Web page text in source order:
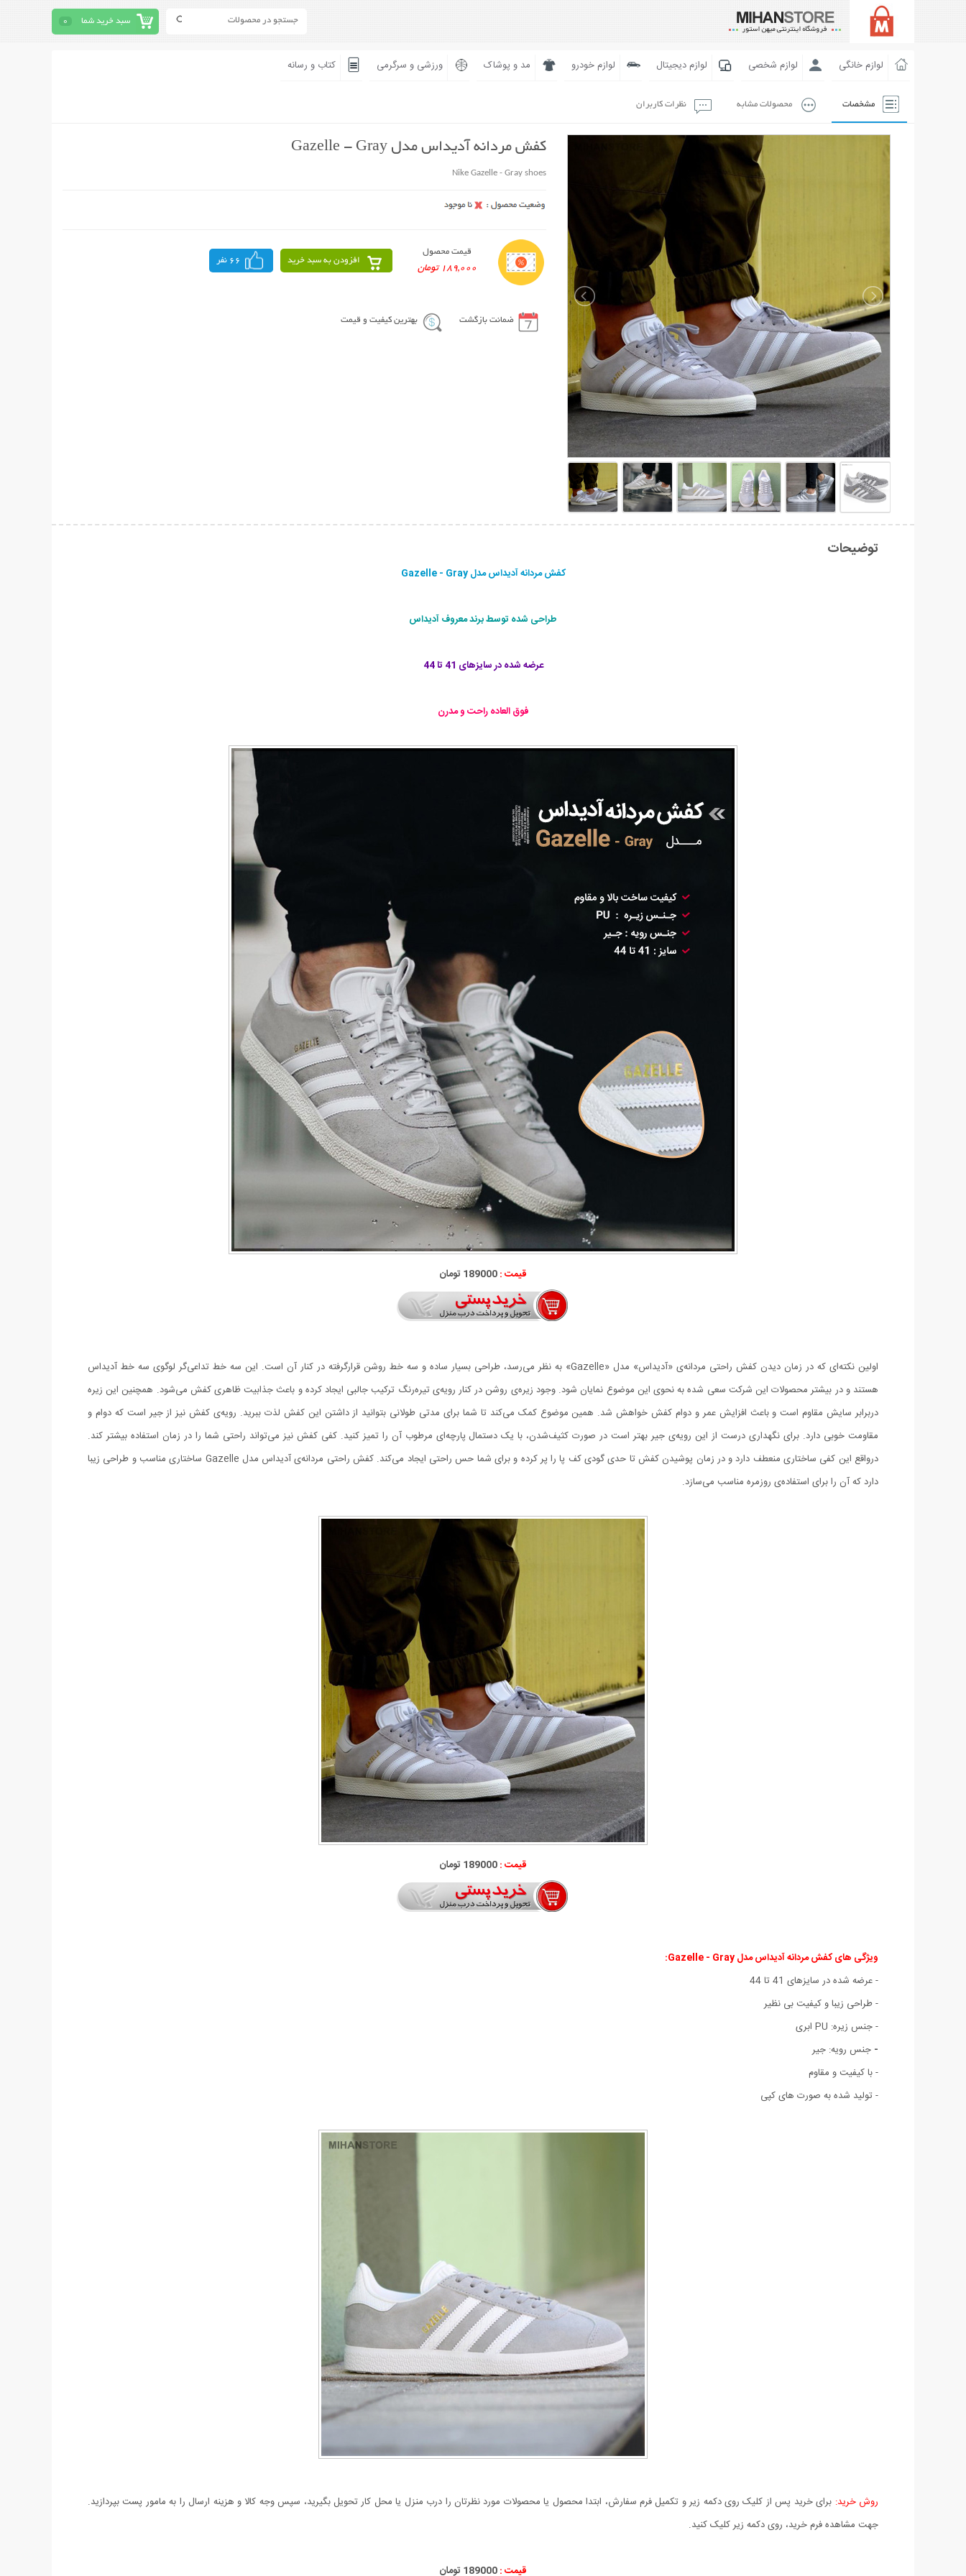
سبد خرید شما 0
لوازم خانگی لوازم شخصی لوازم دیجیتال لوازم خودرو مد و پوشاک ورزشی و سرگرمی کتاب و رسانه
مشخصات محصولات مشابه نظرات کاربران
کفش مردانه آدیداس مدل Gazelle - Gray
Nike Gazelle - Gray shoes
قیمت محصول
189,000 تومان
افزودن به سبد خرید 66 نفر
ضمانت بازگشت بهترین کیفیت و قیمت
توضیحات
کفش مردانه آدیداس مدل Gazelle - Gray
طراحی شده توسط برند معروف آدیداس
عرضه شده در سایزهای 41 تا 44
فوق العاده راحت و مدرن
قیمت :189000 تومان
اولین نکته‌ای که در زمان دیدن کفش راحتی مردانه‌ی «آدیداس» مدل «Gazelle» به نظر می‌رسد، طراحی بسیار ساده و سه خط روشن قرارگرفته در کنار آن است. این سه خط تداعی‌گر لوگوی سه خط آدیداس
هستند و در بیشتر محصولات این شرکت سعی شده به نحوی این موضوع نمایان شود. وجود زیره‌ی روشن در کنار رویه‌ی تیره‌رنگ ترکیب جالبی ایجاد کرده و باعث جذابیت ظاهری کفش می‌شود. همچنین این زیره‌
دربرابر سایش مقاوم است و باعث افزایش عمر و دوام کفش خواهش شد. همین موضوع کمک می‌کند تا شما برای مدتی طولانی بتوانید از داشتن این کفش لذت ببرید. رویه‌ی کفش نیز از جیر است که دوام و
مقاومت خوبی دارد. برای نگهداری درست از این رویه‌ی جیر بهتر است در صورت کثیف‌شدن، با یک دستمال پارچه‌ای مرطوب آن را تمیز کنید. کفی کفش نیز می‌تواند راحتی شما را در زمان استفاده بیشتر کند.
درواقع این کفی ساختاری منعطف دارد و در زمان پوشیدن کفش تا حدی گودی کف پا را پر کرده و برای شما حس راحتی ایجاد می‌کند. کفش راحتی مردانه‌ی آدیداس مدل Gazelle ساختاری مناسب و طراحی زیبا
دارد که آن را برای استفاده‌ی روزمره مناسب می‌سازد.
قیمت :189000 تومان
ویژگی های کفش مردانه آدیداس مدل Gazelle - Gray:
- عرضه شده در سایزهای 41 تا 44
- طراحی زیبا و کیفیت بی نظیر
- جنس زیره: PU ابری
- جنس رویه: جیر
- با کیفیت و مقاوم
- تولید شده به صورت های کپی
روش خرید: برای خرید پس از کلیک روی دکمه زیر و تکمیل فرم سفارش، ابتدا محصول یا محصولات مورد نظرتان را درب منزل یا محل کار تحویل بگیرید، سپس وجه کالا و هزینه ارسال را به مامور پست بپردازید.
جهت مشاهده فرم خرید، روی دکمه زیر کلیک کنید.
قیمت :189000 تومان